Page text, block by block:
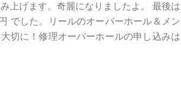
上げます。奇麗になりましたよ。 最後は
でした。リールのオーバーホール＆メン
切に！修理オーバーホールの申し込みは